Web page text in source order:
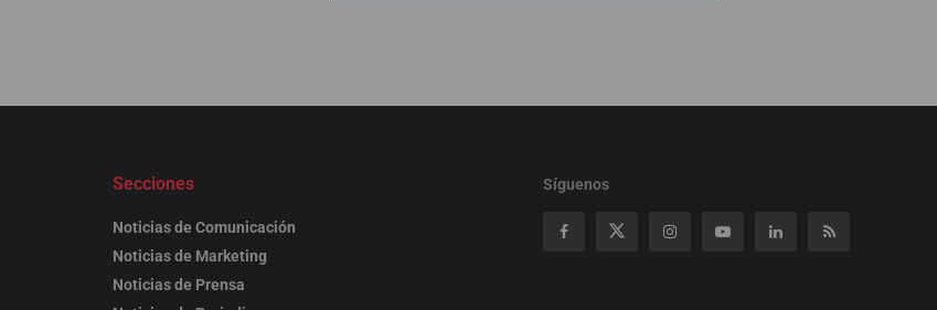
Secciones
Noticias de Comunicación
Noticias de Marketing
Noticias de Prensa
Síguenos